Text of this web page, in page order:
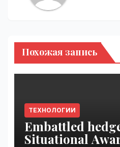
Похожая запись
ТЕХНОЛОГИИ
Embattled
Situational